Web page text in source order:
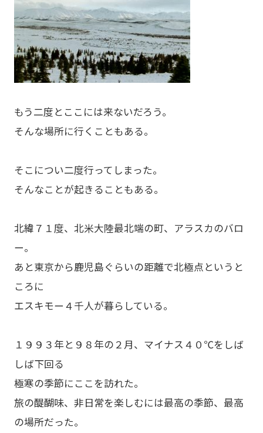
もう二度とここには来ないだろう。
そんな場所に行くこともある。
そこについ二度行ってしまった。
そんなことが起きることもある。
北緯７１度、北米大陸最北端の町、アラスカのバロ
ー。
あと東京から鹿児島ぐらいの距離で北極点というと
ころに
エスキモー４千人が暮らしている。
１９９３年と９８年の２月、マイナス４０℃をしば
しば下回る
極寒の季節にここを訪れた。
旅の醍醐味、非日常を楽しむには最高の季節、最高
の場所だった。